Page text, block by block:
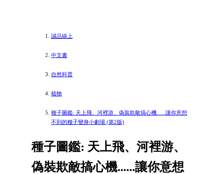
誠品線上
中文書
自然科普
植物
種子圖鑑: 天上飛、河裡游、偽裝欺敵搞心機......讓你意想
不到的種子變身小劇場 (第2版)
種子圖鑑: 天上飛、河裡游、
偽裝欺敵搞心機......讓你意想